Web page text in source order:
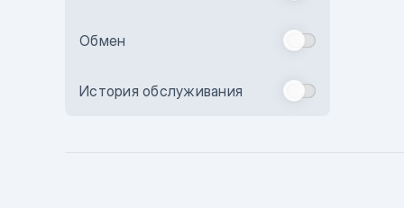
Бежевый
Комбинированный
Обмен
История обслуживания